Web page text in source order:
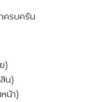
ครบครัน
)
น)
น้า)